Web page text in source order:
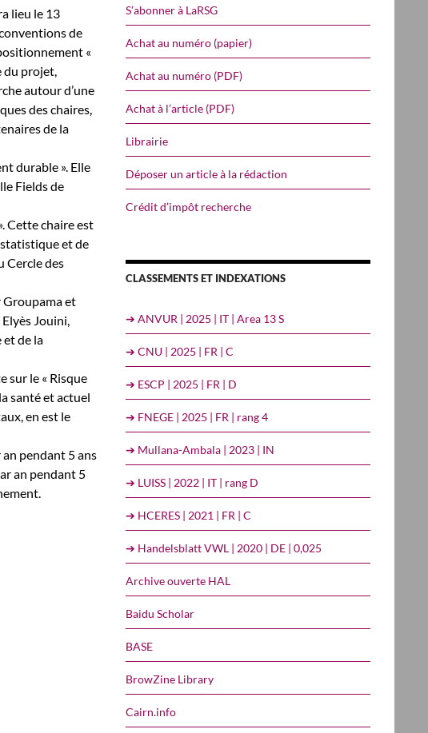
lieu le 13
de
«
du projet,
autour d’une
des chaires,
de la
durable ». Elle
Fields de
Cette chaire est
statistique et de
Cercle des
Groupama et
Jouini,
et de la
sur le « Risque
santé et actuel
en est le
pendant 5 ans
an pendant 5
S’abonner à LaRSG
Achat au numéro (papier)
Achat au numéro (PDF)
Achat à l’article (PDF)
Librairie
Déposer un article à la rédaction
Crédit d’impôt recherche
CLASSEMENTS ET INDEXATIONS
➔ ANVUR | 2025 | IT | Area 13 S
➔ CNU | 2025 | FR | C
➔ ESCP | 2025 | FR | D
➔ FNEGE | 2025 | FR | rang 4
➔ Mullana-Ambala | 2023 | IN
➔ LUISS | 2022 | IT | rang D
➔ HCERES | 2021 | FR | C
➔ Handelsblatt VWL | 2020 | DE | 0,025
Archive ouverte HAL
Baidu Scholar
BASE
BrowZine Library
Cairn.info